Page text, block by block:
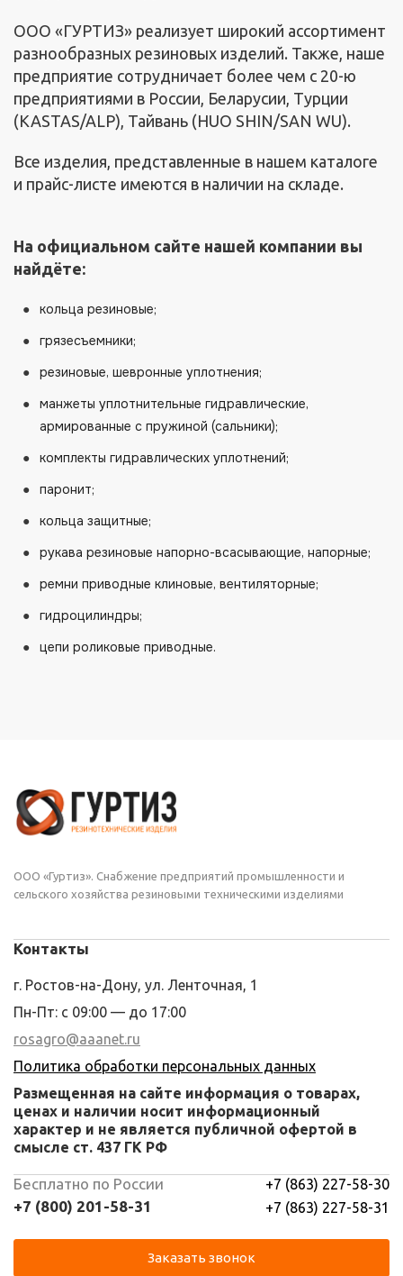
ООО «ГУРТИЗ» реализует широкий ассортимент
разнообразных резиновых изделий. Также, наше
предприятие сотрудничает более чем с 20-ю
предприятиями в России, Беларусии, Турции
(KASTAS/ALP), Тайвань (HUO SHIN/SAN WU).
Все изделия, представленные в нашем каталоге
и прайс-листе имеются в наличии на складе.
На официальном сайте нашей компании вы
найдёте:
кольца резиновые;
грязесъемники;
резиновые, шевронные уплотнения;
манжеты уплотнительные гидравлические,
армированные с пружиной (сальники);
комплекты гидравлических уплотнений;
паронит;
кольца защитные;
рукава резиновые напорно-всасывающие, напорные;
ремни приводные клиновые, вентиляторные;
гидроцилиндры;
цепи роликовые приводные.
ООО «Гуртиз». Снабжение предприятий промышленности и
сельского хозяйства резиновыми техническими изделиями
Контакты
г. Ростов-на-Дону, ул. Ленточная, 1
Пн-Пт: с 09:00 — до 17:00
rosagro@aaanet.ru
Политика обработки персональных данных
Размещенная на сайте информация о товарах,
ценах и наличии носит информационный
характер и не является публичной офертой в
смысле ст. 437 ГК РФ
Бесплатно по России
+7 (800) 201-58-31
+7 (863) 227-58-30
+7 (863) 227-58-31
Заказать звонок